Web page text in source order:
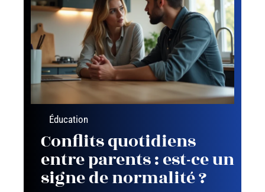
Éducation
Conflits quotidiens
entre parents : est-ce un
signe de normalité ?